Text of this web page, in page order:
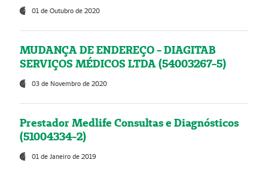
01 de Outubro de 2020
MUDANÇA DE ENDEREÇO - DIAGITAB
SERVIÇOS MÉDICOS LTDA (54003267-5)
03 de Novembro de 2020
Prestador Medlife Consultas e Diagnósticos
(51004334-2)
01 de Janeiro de 2019